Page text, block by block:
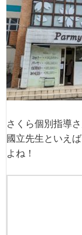
さくら個別指導
國立先生といえ
よね！